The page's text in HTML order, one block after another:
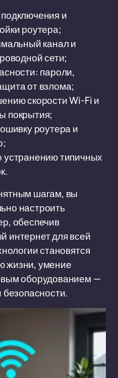
и
роутера;
канал и
сети;
пароли,
от взлома;
скорости Wi-Fi и
покрытия;
роутера и
устранению типичных
шагам, вы
настроить
обеспечив
интернет для всей
становятся
жизни, умение
оборудованием —